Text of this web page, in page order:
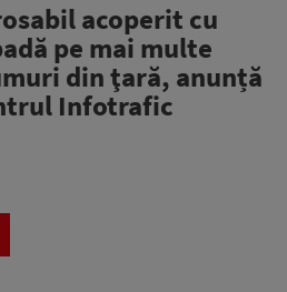
acoperit cu
pe mai multe
din ţară, anunță
Infotrafic